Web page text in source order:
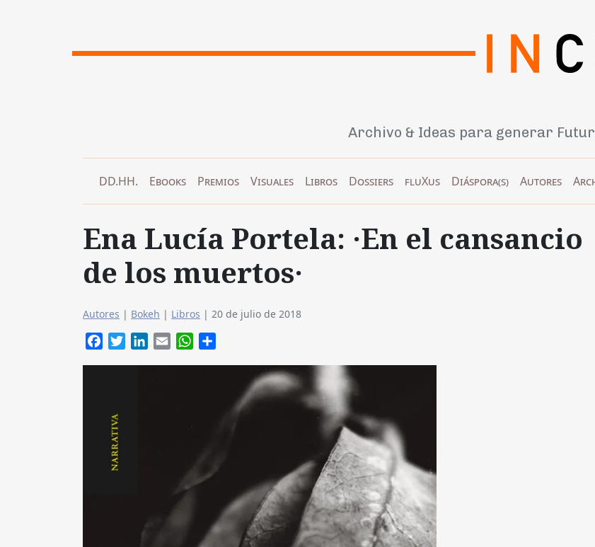
Archivo & Ideas para generar
DD.HH. Ebooks Premios Visuales Libros Dossiers fluXus Diáspora(s) Autores
Ena Lucía Portela: ·En el cansancio
de los muertos·
Autores | Bokeh | Libros | 20 de julio de 2018
FacebookTwitterLinkedIn
Email WhatsApp